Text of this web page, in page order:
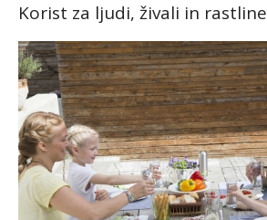
Korist za ljudi, živali in rastline